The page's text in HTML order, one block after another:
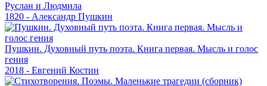
Руслан и Людмила
1820 - Александр Пушкин
Пушкин. Духовный путь поэта. Книга первая. Мысль и голос
гения
2018 - Евгений Костин